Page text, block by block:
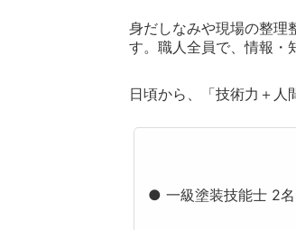
身だしなみや現場の整理
す。職人全員で、情報・
日頃から、「技術力＋人
● 一級塗装技能士 2名